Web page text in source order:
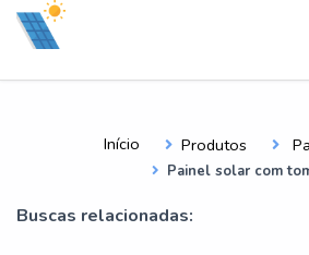
Início Produtos
Painel solar com
Buscas relacionadas: